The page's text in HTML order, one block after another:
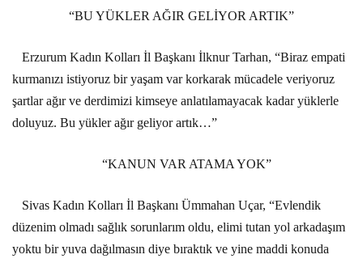
“BU YÜKLER AĞIR GELİYOR ARTIK”
Erzurum Kadın Kolları İl Başkanı İlknur Tarhan, “Biraz empati
kurmanızı istiyoruz bir yaşam var korkarak mücadele veriyoruz
şartlar ağır ve derdimizi kimseye anlatılamayacak kadar yüklerle
doluyuz. Bu yükler ağır geliyor artık…”
“KANUN VAR ATAMA YOK”
Sivas Kadın Kolları İl Başkanı Ümmahan Uçar, “Evlendik
düzenim olmadı sağlık sorunlarım oldu, elimi tutan yol arkadaşım
yoktu bir yuva dağılmasın diye bıraktık ve yine maddi konuda